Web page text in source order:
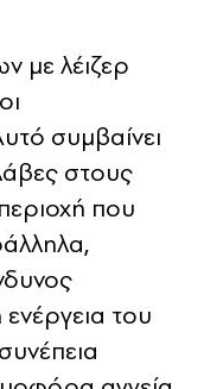
με λέιζερ
συμβαίνει
στους
που
του